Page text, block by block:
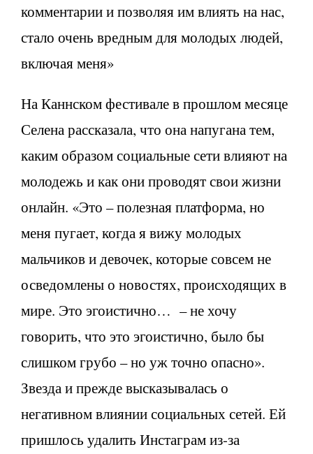
комментарии и позволяя им влиять на нас,
стало очень вредным для молодых людей,
включая меня»
На Каннском фестивале в прошлом месяце
Селена рассказала, что она напугана тем,
каким образом социальные сети влияют на
молодежь и как они проводят свои жизни
онлайн. «Это – полезная платформа, но
меня пугает, когда я вижу молодых
мальчиков и девочек, которые совсем не
осведомлены о новостях, происходящих в
мире. Это эгоистично… – не хочу
говорить, что это эгоистично, было бы
слишком грубо – но уж точно опасно».
Звезда и прежде высказывалась о
негативном влиянии социальных сетей. Ей
пришлось удалить Инстаграм из-за